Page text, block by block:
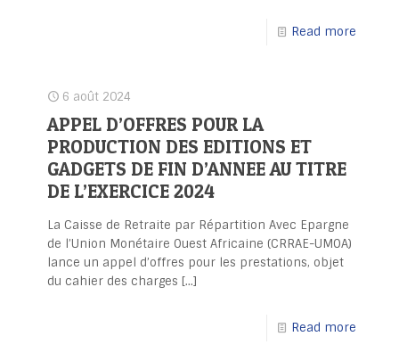
Read more
6 août 2024
APPEL D’OFFRES POUR LA
PRODUCTION DES EDITIONS ET
GADGETS DE FIN D’ANNEE AU TITRE
DE L’EXERCICE 2024
La Caisse de Retraite par Répartition Avec Epargne
de l’Union Monétaire Ouest Africaine (CRRAE-UMOA)
lance un appel d’offres pour les prestations, objet
du cahier des charges […]
Read more